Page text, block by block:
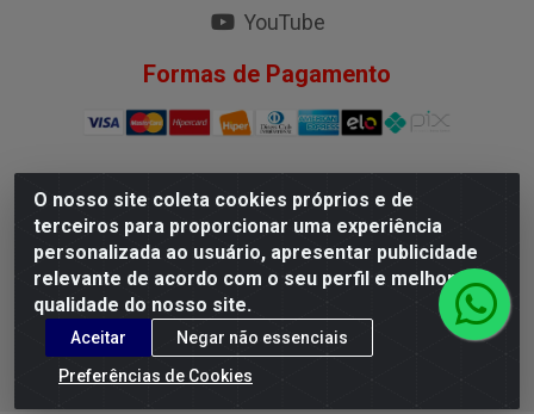
O nosso site coleta cookies próprios e de
terceiros para proporcionar uma experiência
personalizada ao usuário, apresentar publicidade
relevante de acordo com o seu perfil e melhorar a
qualidade do nosso site.
Aceitar
Negar não essenciais
Preferências de Cookies
YouTube
Formas de Pagamento
G.M.I. Distribuidora LTDA - Rua Conselheiro Pena, 50 - Santa
Branca, Belo Horizonte/MG - CEP 31.710-150 - CNPJ
04.098.359/0001-02